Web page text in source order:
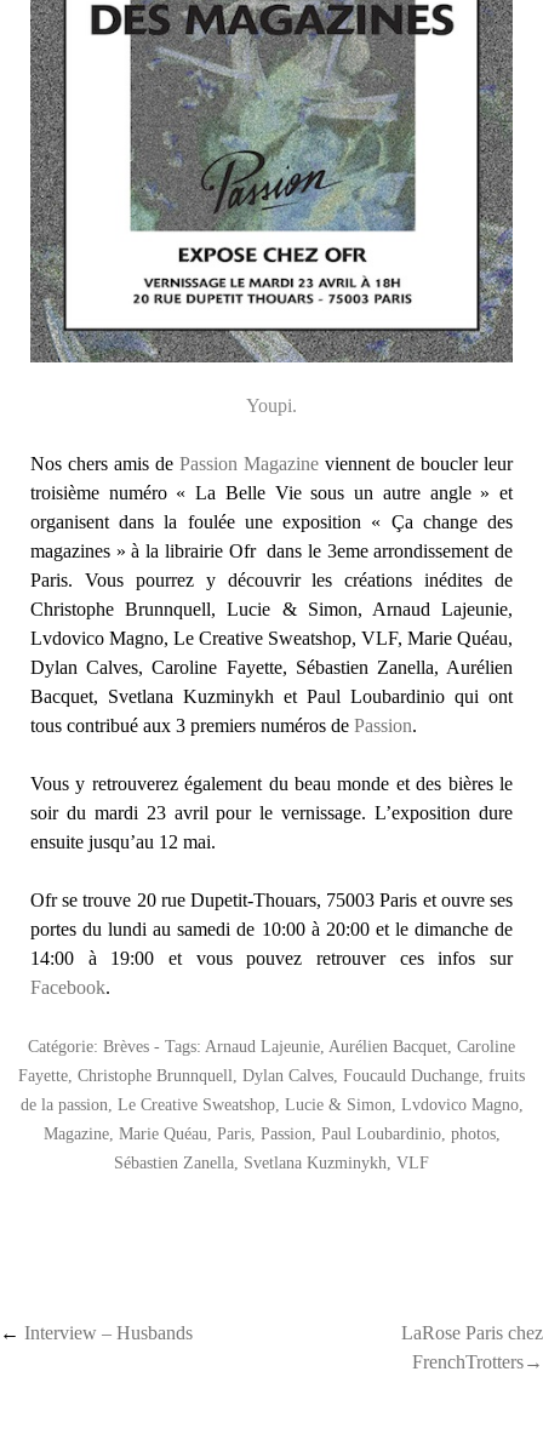
Youpi.
Nos chers amis de Passion Magazine viennent de boucler leur
troisième numéro « La Belle Vie sous un autre angle » et
organisent dans la foulée une exposition « Ça change des
magazines » à la librairie Ofr dans le 3eme arrondissement de
Paris. Vous pourrez y découvrir les créations inédites de
Christophe Brunnquell, Lucie & Simon, Arnaud Lajeunie,
Lvdovico Magno, Le Creative Sweatshop, VLF, Marie Quéau,
Dylan Calves, Caroline Fayette, Sébastien Zanella, Aurélien
Bacquet, Svetlana Kuzminykh et Paul Loubardinio qui ont
tous contribué aux 3 premiers numéros de Passion.
Vous y retrouverez également du beau monde et des bières le
soir du mardi 23 avril pour le vernissage. L’exposition dure
ensuite jusqu’au 12 mai.
Ofr se trouve 20 rue Dupetit-Thouars, 75003 Paris et ouvre ses
portes du lundi au samedi de 10:00 à 20:00 et le dimanche de
14:00 à 19:00 et vous pouvez retrouver ces infos sur
Facebook.
Catégorie: Brèves - Tags: Arnaud Lajeunie, Aurélien Bacquet, Caroline
Fayette, Christophe Brunnquell, Dylan Calves, Foucauld Duchange, fruits
de la passion, Le Creative Sweatshop, Lucie & Simon, Lvdovico Magno,
Magazine, Marie Quéau, Paris, Passion, Paul Loubardinio, photos,
Sébastien Zanella, Svetlana Kuzminykh, VLF
Post navigation
← Interview – Husbands
LaRose Paris chez
FrenchTrotters→